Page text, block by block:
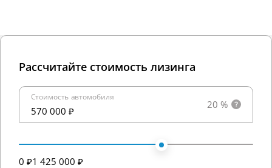
Рассчитайте стоимость лизинга
Стоимость автомобиля
570 000 ₽
20 %
0 ₽1 425 000 ₽